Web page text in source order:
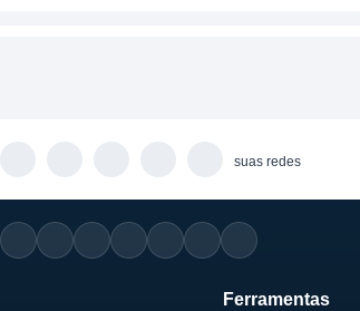
projetados especificamente para
pesquisa e desenvolvimento para
suas redes
Ferramentas